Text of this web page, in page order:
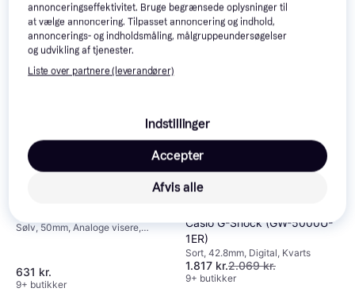
Sølv, 50mm, Analoge visere,
631 kr.
9+ butikker
Casio G-Shock (GW-5000U-
1ER)
Sort, 42.8mm, Digital, Kvarts
1.817 kr.2.069 kr.
9+ butikker
annonceringseffektivitet. Bruge begrænsede oplysninger til
at vælge annoncering. Tilpasset annoncering og indhold,
annoncerings- og indholdsmåling, målgruppeundersøgelser
og udvikling af tjenester.
Liste over partnere (leverandører)
Indstillinger
Afvis alle
Accepter